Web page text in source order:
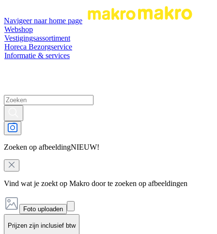
Navigeer naar home page
Webshop
Vestigingsassortiment
Horeca Bezorgservice
Informatie & services
Zoeken op afbeeldingNIEUW!
Vind wat je zoekt op Makro door te zoeken op afbeeldingen
Foto uploaden
Prijzen zijn inclusief btw